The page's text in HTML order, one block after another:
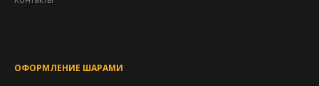
ОФОРМЛЕНИЕ ШАРАМИ